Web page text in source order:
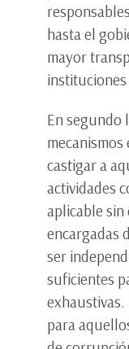
hasta el
mayor
En segundo
castigar a
actividades
aplicable sin
encargadas
ser
suficientes
exhaustivas.
para